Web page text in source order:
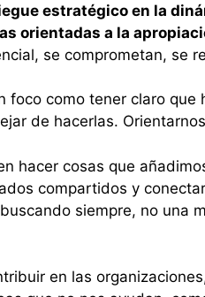
estratégico en la
orientadas a la
se comprometan, se
foco como tener claro
de hacerlas.
hacer cosas que
compartidos y
siempre, no una
en las